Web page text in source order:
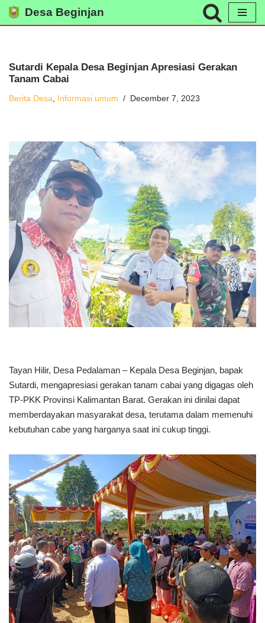
content
Desa Beginjan
Sutardi Kepala Desa Beginjan Apresiasi Gerakan
Tanam Cabai
Berita Desa, Informasi umum December 7, 2023
Tayan Hilir, Desa Pedalaman – Kepala Desa Beginjan, bapak
Sutardi, mengapresiasi gerakan tanam cabai yang digagas oleh
TP-PKK Provinsi Kalimantan Barat. Gerakan ini dinilai dapat
memberdayakan masyarakat desa, terutama dalam memenuhi
kebutuhan cabe yang harganya saat ini cukup tinggi.